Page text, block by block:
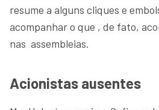
resume a alguns cliques e
acompanhar o que , de fato,
nas assembleias.
Acionistas ausentes